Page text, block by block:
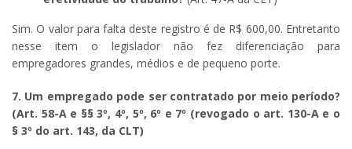
Sim. O valor para falta deste registro é de R$ 600,00. Entretanto
nesse item o legislador não fez diferenciação para
empregadores grandes, médios e de pequeno porte.
7. Um empregado pode ser contratado por meio período?
(Art. 58-A e §§ 3º, 4º, 5º, 6º e 7º (revogado o art. 130-A e o
§ 3º do art. 143, da CLT)